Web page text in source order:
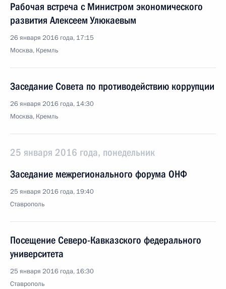
Рабочая встреча с Министром экономического
развития Алексеем Улюкаевым
26 января 2016 года, 17:15
Москва, Кремль
Заседание Совета по противодействию коррупции
26 января 2016 года, 14:30
Москва, Кремль
25 января 2016 года, понедельник
Заседание межрегионального форума ОНФ
25 января 2016 года, 19:40
Ставрополь
Посещение Северо-Кавказского федерального
университета
25 января 2016 года, 16:30
Ставрополь